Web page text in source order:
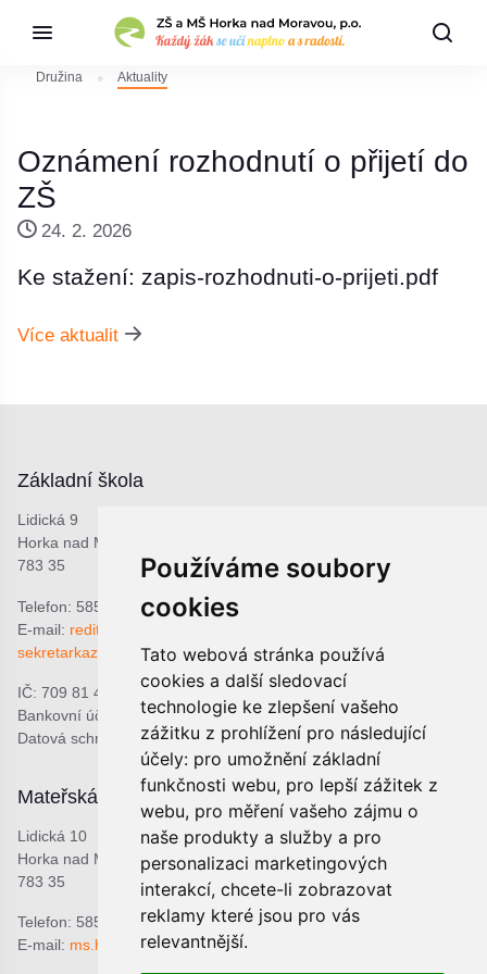
Používáme soubory
cookies
Tato webová stránka používá
cookies a další sledovací
technologie ke zlepšení vašeho
zážitku z prohlížení pro následující
účely: pro umožnění základní
funkčnosti webu, pro lepší zážitek z
webu, pro měření vašeho zájmu o
naše produkty a služby a pro
personalizaci marketingových
interakcí, chcete-li zobrazovat
reklamy které jsou pro vás
relevantnější.
Družina Aktuality
Oznámení rozhodnutí o přijetí do
ZŠ
24. 2. 2026
Ke stažení: zapis-rozhodnuti-o-prijeti.pdf
Více aktualit
Základní škola
Lidická 9
Horka nad Moravou
783 35
Telefon: 585 378 047
E-mail: reditel@zshorka.cz
sekretarkazshorka@seznam.cz
IČ: 709 81 493
Bankovní účet: 1809609309/0800
Datová schránka: bjema48
Mateřská škola
Lidická 10
Horka nad Moravou
783 35
Telefon: 585 378 068
E-mail: ms.horka@seznam.cz
Školní jídelna
Lidická 9
Horka nad Moravou
783 35
Telefon: 601 537 678